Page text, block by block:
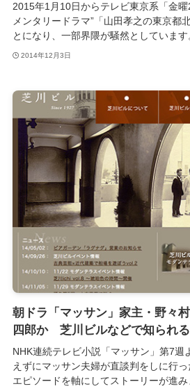
2015年1月10日からテレビ東京系「金曜
メンタリードラマ”「山田孝之の東京都
とになり、一部界隈が騒然としています
2014年12月3日
朝ドラ「マッサン」家主・野々
四郎か 芝川ビルなどで知られる
NHK連続テレビ小説「マッサン」第7週
えずにマッサン夫婦が直談判をしに行
エピソードを軸にしてストーリーが進み